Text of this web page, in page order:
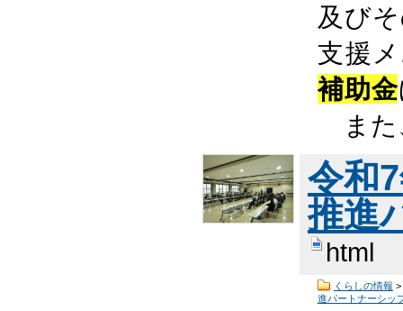
及び
支援
補助金
また
令和
推進
html
くらしの情報 >
進パートナーシッ